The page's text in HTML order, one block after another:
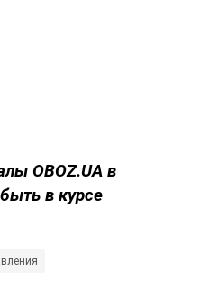
OBOZ.UA в
в курсе